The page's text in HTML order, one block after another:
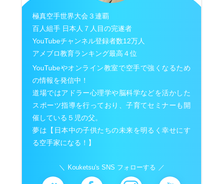
極真空手世界大会３連覇
百人組手 日本人７人目の完遂者
YouTubeチャンネル登録者数12万人
アメブロ教育ランキング最高４位
YouTubeやオンライン教室で空手で強くなるため
の情報を発信中！
道場ではアドラー心理学や脳科学などを活かした
スポーツ指導を行っており、子育てセミナーも開
催している５児の父。
夢は【日本中の子供たちの未来を明るく幸せにす
る空手家になる！】
Kouketsu's SNS フォローする